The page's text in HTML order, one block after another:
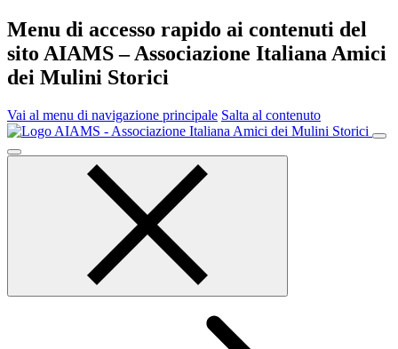
Menu di accesso rapido ai contenuti del
sito AIAMS – Associazione Italiana Amici
dei Mulini Storici
Vai al menu di navigazione principale Salta al contenuto
Menu
principale